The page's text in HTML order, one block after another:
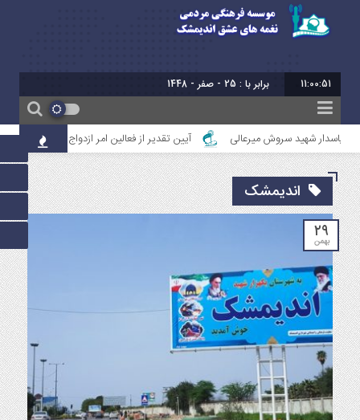
11:00:52 برابر با : 25 - صفر - 1448
شهید سروش میرعالی آیین تقدیر از فعالین امر ازدواج استان خوزستان
اندیمشک
۲۹
بهمن